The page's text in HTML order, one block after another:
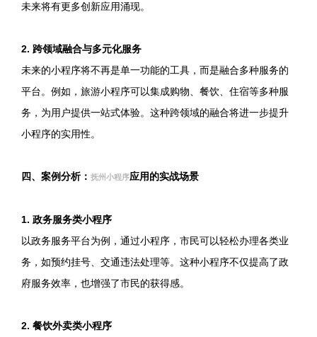
未来将有更多创新应用涌现。
2. 跨领域融合与多元化服务
未来的小程序将不再是单一功能的工具，而是融合多种服务的
平台。例如，旅游小程序可以集成购物、餐饮、住宿等多种服
务，为用户提供一站式体验。这种跨领域的融合将进一步提升
小程序的实用性。
四、案例分析： 抚州小程序应用的实战场景
1. 政务服务类小程序
以政务服务平台为例，通过小程序，市民可以轻松办理各类业
务，如预约挂号、交通违法处理等。这种小程序不仅提高了政
府服务效率，也增强了市民的获得感。
2. 餐饮外卖类小程序